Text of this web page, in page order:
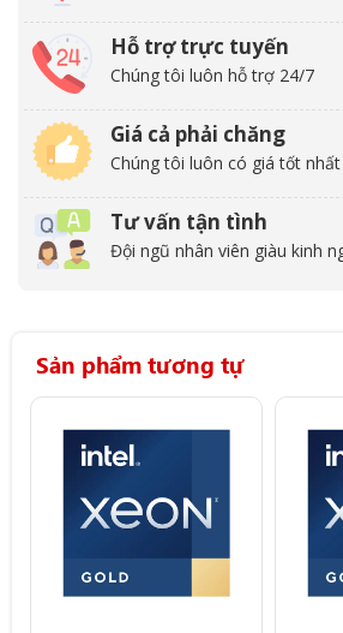
Hỗ trợ trực tuyến
Chúng tôi luôn hỗ trợ 24/7
Giá cả phải chăng
Chúng tôi luôn có giá tốt
Tư vấn tận tình
Đội ngũ nhân viên giàu kinh
Sản phẩm tương tự